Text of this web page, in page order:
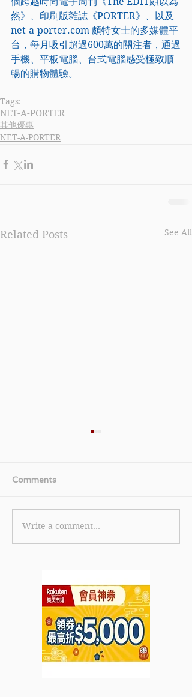
然》、印刷版雜誌《PORTER》、以及
net-a-porter.com 頗特女士的多媒體平
台，每月吸引超過600萬的關注者，通過
手機、平板電腦、台式電腦感受極致順
暢的購物體驗。
Tags:
NET-A-PORTER
其他優惠
NET-A-PORTER
Related Posts See All
《Charles & Keith 優
惠》更多優惠款新加入
7月10日)
Comments
Write a comment...